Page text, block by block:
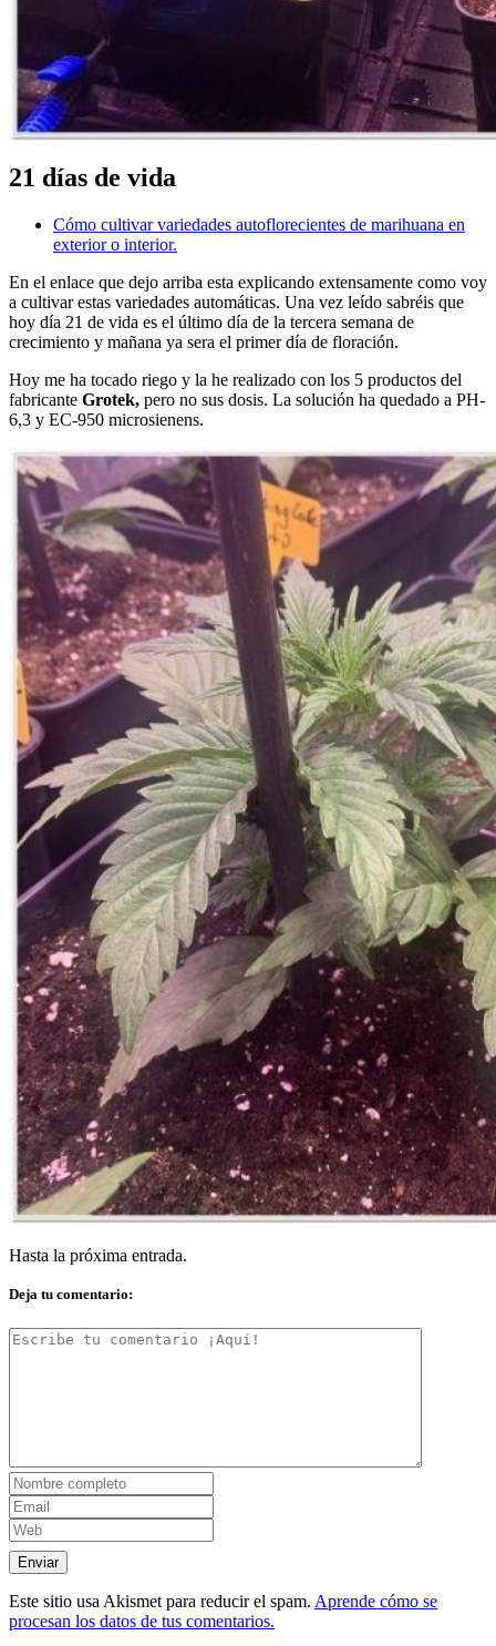
21 días de vida
Cómo cultivar variedades autoflorecientes de marihuana en
exterior o interior.
En el enlace que dejo arriba esta explicando extensamente como voy
a cultivar estas variedades automáticas. Una vez leído sabréis que
hoy día 21 de vida es el último día de la tercera semana de
crecimiento y mañana ya sera el primer día de floración.
Hoy me ha tocado riego y la he realizado con los 5 productos del
fabricante Grotek, pero no sus dosis. La solución ha quedado a PH-
6,3 y EC-950 microsienens.
Hasta la próxima entrada.
Deja tu comentario:
Este sitio usa Akismet para reducir el spam. Aprende cómo se
procesan los datos de tus comentarios.